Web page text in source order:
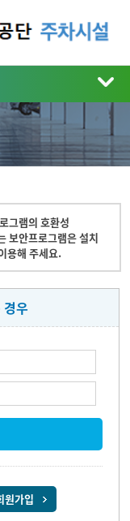
그램의 호환성
보안프로그램은 설치
용해 주세요.
우
원가입